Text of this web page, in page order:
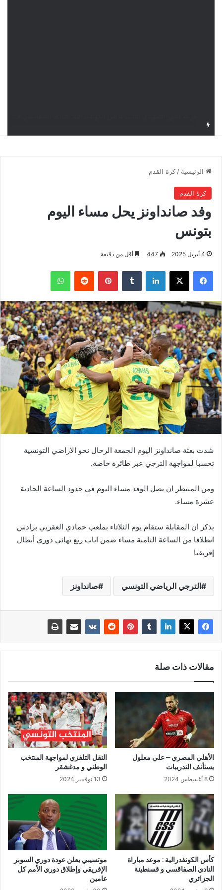
الرئيسية / كرة القدم
كرة القدم
وفد صانداونز يحل مساء اليوم
بتونس
4 أبريل 2025 447 أقل من دقيقة
فيسبوك ‫X لينكدإن بينتيريست واتساب
شدت بعثة صانداونز اليوم الجمعة الرحال نحو الاراضي التونسية
تحسبا لمواجهة الترجي عبر طائرة خاصة.
ومن المنتظر ان يصل الوفد مساء اليوم في حدود الساعة الحادية
عشرة مساء.
يذكر ان المقابلة ستقام يوم الثلاثاء بملعب حمادي العقربي برادس
انطلاقا من الساعة الثامنة مساء ضمن اياب ربع نهائي دوري أبطال
إفريقيا
الترجي الرياضي التونسي صانداونز
مقالات ذات صلة
الأهلي المصري – علي معلول
يستأنف التدريبات
8 أغسطس 2024
النقل التلفزي لمواجهة المنتخب
الوطني و مدغشقر
13 نوفمبر 2024
كأس الكونفدرالية : موعد مباراة
النادي الصفاقسي و قسنطينة
الجزائري
موتسيبي يعلن عودة دوري السوبر
الإفريقي وإطلاق دوري الأمم كل
عامين